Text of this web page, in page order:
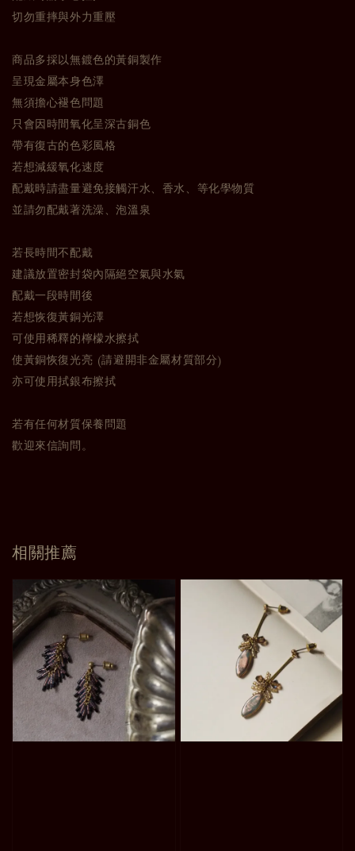
切勿重摔與外力重壓
商品多採以無鍍色的黃銅製作
呈現金屬本身色澤
無須擔心褪色問題
只會因時間氧化呈深古銅色
帶有復古的色彩風格
若想減緩氧化速度
配戴時請盡量避免接觸汗水、香水、等化學物質
並請勿配戴著洗澡、泡溫泉
若長時間不配戴
建議放置密封袋內隔絕空氣與水氣
配戴一段時間後
若想恢復黃銅光澤
可使用稀釋的檸檬水擦拭
使黃銅恢復光亮 (請避開非金屬材質部分)
亦可使用拭銀布擦拭
若有任何材質保養問題
歡迎來信詢問。
相關推薦